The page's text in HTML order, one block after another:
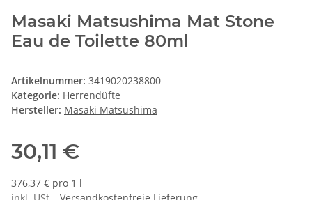
Masaki Matsushima Mat Stone
Eau de Toilette 80ml
Artikelnummer: 3419020238800
Kategorie: Herrendüfte
Hersteller: Masaki Matsushima
30,11 €
376,37 € pro 1 l